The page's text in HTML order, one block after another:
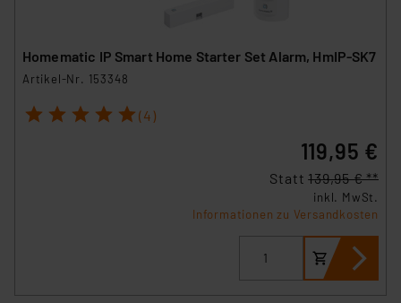
Homematic IP Smart Home Starter Set Alarm, HmIP-SK7
Artikel-Nr. 153348
1 2 3 4 5 (4)
119,95 €
Statt139,95 € **
inkl. MwSt.
Informationen zu Versandkosten